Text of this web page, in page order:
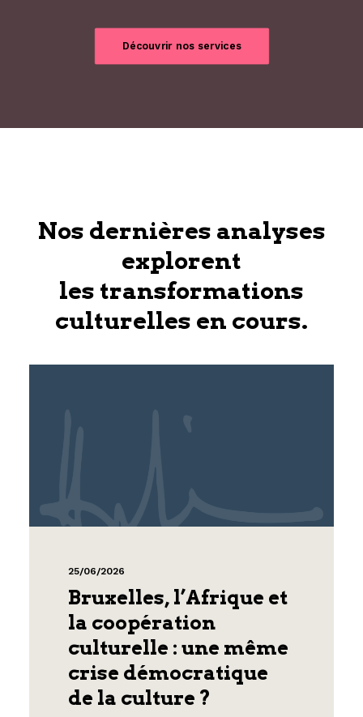
Découvrir nos services
Nos dernières analyses
explorent
les transformations
culturelles en cours.
25/06/2026
Bruxelles, l’Afrique et
la coopération
culturelle : une même
crise démocratique
de la culture ?